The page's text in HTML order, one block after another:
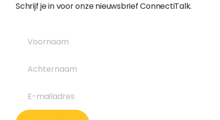
Schrijf je in voor onze nieuwsbrief ConnectiTalk.